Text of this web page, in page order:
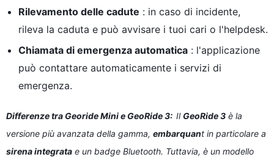
Rilevamento delle cadute : in caso di incidente,
rileva la caduta e può avvisare i tuoi cari o l'helpdesk.
Chiamata di emergenza automatica : l'applicazione
può contattare automaticamente i servizi di
emergenza.
Differenze tra Georide Mini e GeoRide 3: Il GeoRide 3 è la
versione più avanzata della gamma, embarquant in particolare a
sirena integrata e un badge Bluetooth. Tuttavia, è un modello